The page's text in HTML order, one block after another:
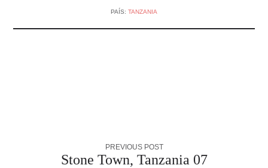
PAÍS: TANZANIA
PREVIOUS POST
Stone Town, Tanzania 07